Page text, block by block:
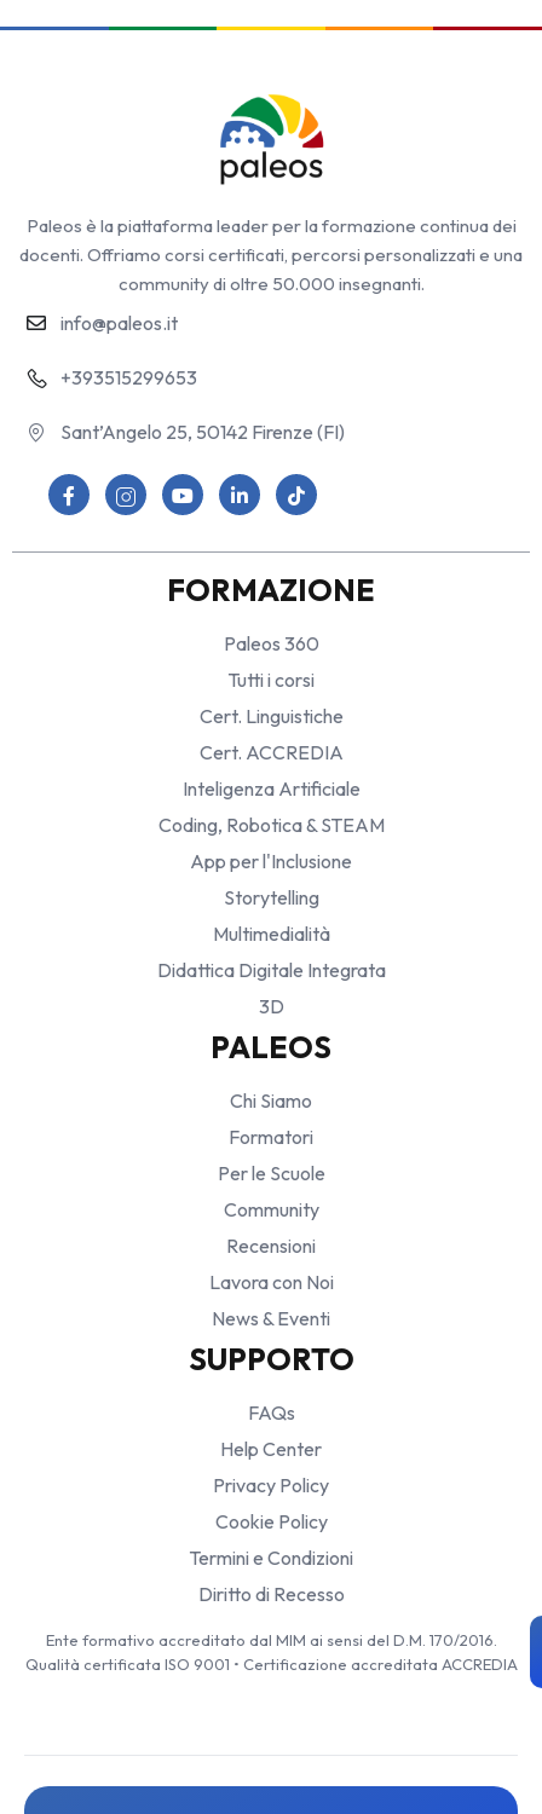
Paleos è la piattaforma leader per la formazione continua dei
docenti. Offriamo corsi certificati, percorsi personalizzati e una
community di oltre 50.000 insegnanti.
info@paleos.it
+393515299653
Sant’Angelo 25, 50142 Firenze (FI)
FORMAZIONE
Paleos 360
Tutti i corsi
Cert. Linguistiche
Cert. ACCREDIA
Inteligenza Artificiale
Coding, Robotica & STEAM
App per l'Inclusione
Storytelling
Multimedialità
Didattica Digitale Integrata
3D
PALEOS
Chi Siamo
Formatori
Per le Scuole
Community
Recensioni
Lavora con Noi
News & Eventi
SUPPORTO
FAQs
Help Center
Privacy Policy
Cookie Policy
Termini e Condizioni
Diritto di Recesso
Ente formativo accreditato dal MIM ai sensi del D.M. 170/2016.
Qualità certificata ISO 9001 • Certificazione accreditata ACCREDIA